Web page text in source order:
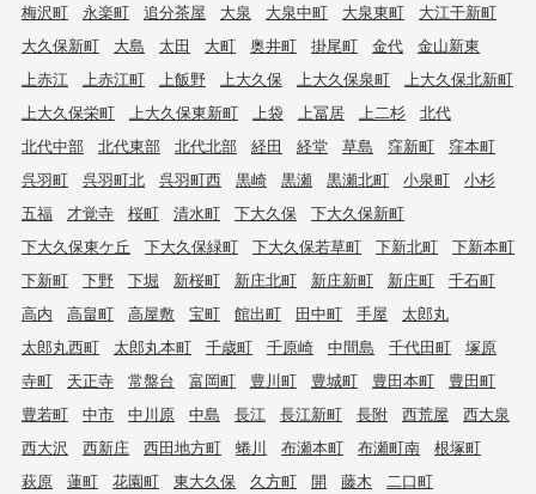
梅沢町
永楽町 追分茶屋 大泉 大泉中町 大泉東町
大江干新町
大久保新町
大島 太田 大町 奥井町 掛尾町 金代
金山新東
上赤江
上赤江町 上飯野 上大久保 上大久保泉町
上大久保北新町
上大久保栄町
上大久保東新町 上袋 上冨居 上二杉
北代
北代中部
北代東部 北代北部 経田 経堂 草島 窪新町
窪本町
呉羽町
呉羽町北 呉羽町西 黒崎 黒瀬 黒瀬北町 小泉町
小杉
五福
才覚寺 桜町 清水町 下大久保
下大久保新町
下大久保東ケ丘
下大久保緑町 下大久保若草町 下新北町
下新本町
下新町
下野 下堀 新桜町 新庄北町 新庄新町 新庄町
千石町
高内
高畠町 高屋敷 宝町 館出町 田中町 手屋
太郎丸
太郎丸西町
太郎丸本町 千歳町 千原崎 中間島 千代田町
塚原
寺町
天正寺 常盤台 富岡町 豊川町 豊城町 豊田本町
豊田町
豊若町
中市 中川原 中島 長江 長江新町 長附 西荒屋
西大泉
西大沢
西新庄 西田地方町 蜷川 布瀬本町 布瀬町南
根塚町
萩原
蓮町 花園町 東大久保 久方町 開 藤木
二口町